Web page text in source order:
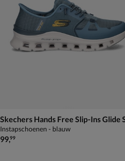
Instapschoenen - blauw
€ 99,99
99,99